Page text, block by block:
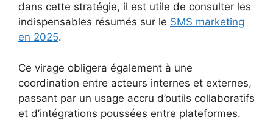
dans cette stratégie, il est utile de consulter les
indispensables résumés sur le SMS marketing
en 2025.
Ce virage obligera également à une
coordination entre acteurs internes et externes,
passant par un usage accru d’outils collaboratifs
et d’intégrations poussées entre plateformes.